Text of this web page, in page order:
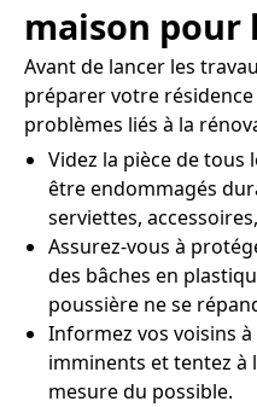
maison pour
Avant de lancer les
préparer votre
problèmes liés à la
Videz la pièce de
être endommagés
serviettes,
Assurez-vous à
des bâches en
poussière ne se
Informez vos voisins
imminents et tentez à
mesure du possible.